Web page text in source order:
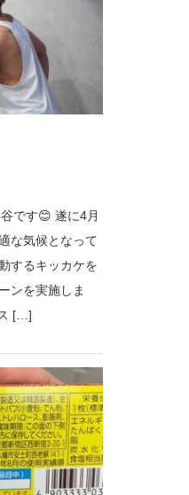
です😊 遂に4月
な気候となって
するキッカケを
ンを実施しま
[…]